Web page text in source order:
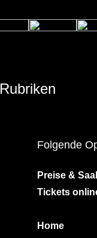
Rubriken
Folgende
Preise &
Tickets
Home